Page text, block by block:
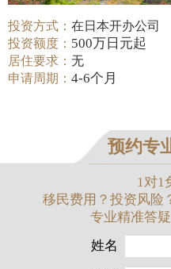
投资方式：在日本开办公司
投资额度： 500万日元起
居住要求：无
申请周期：4-6个月
预约专
1对1
移民费用？投资风险
专业精准答
姓名